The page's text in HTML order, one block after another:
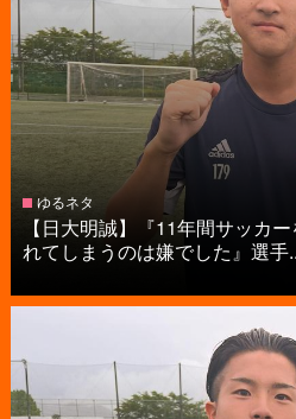
ゆるネタ
【日大明誠】『11年間サッカ
れてしまうのは嫌でした』選手